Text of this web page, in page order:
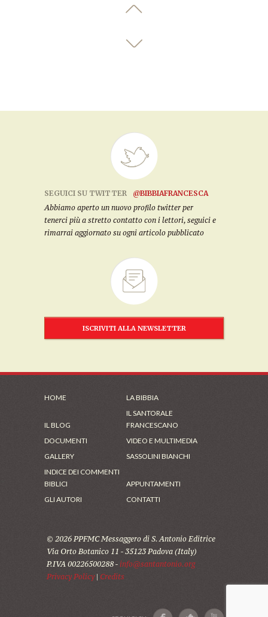
SEGUICI SU TWITTER
@BIBBIAFRANCESCA
Abbiamo aperto un nuovo profilo twitter per
tenerci più a stretto contatto con i lettori, seguici e
rimarrai aggiornato su ogni articolo pubblicato
ISCRIVITI ALLA NEWSLETTER
HOME LA BIBBIA
IL BLOG
IL SANTORALE
FRANCESCANO
DOCUMENTI
VIDEO E MULTIMEDIA
GALLERY
SASSOLINI BIANCHI
INDICE DEI COMMENTI
BIBLICI
APPUNTAMENTI
GLI AUTORI
CONTATTI
© 2026 PPFMC Messaggero di S. Antonio Editrice
Via Orto Botanico 11 - 35123 Padova (Italy)
P.IVA 00226500288 - info@santantonio.org
Privacy Policy| Credits